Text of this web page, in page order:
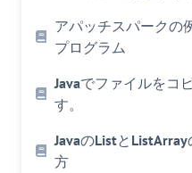
アパッチスパークの
プログラム
Javaでファイルをコ
す。
JavaのListと
方